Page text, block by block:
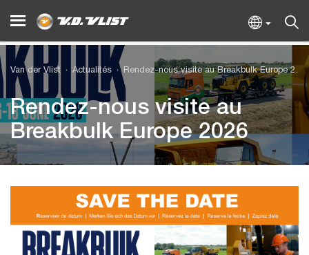
Van der Vlist Actualités Rendez-nous visite au Breakbulk Europe 2026
Rendez-nous visite au
Breakbulk Europe 2026